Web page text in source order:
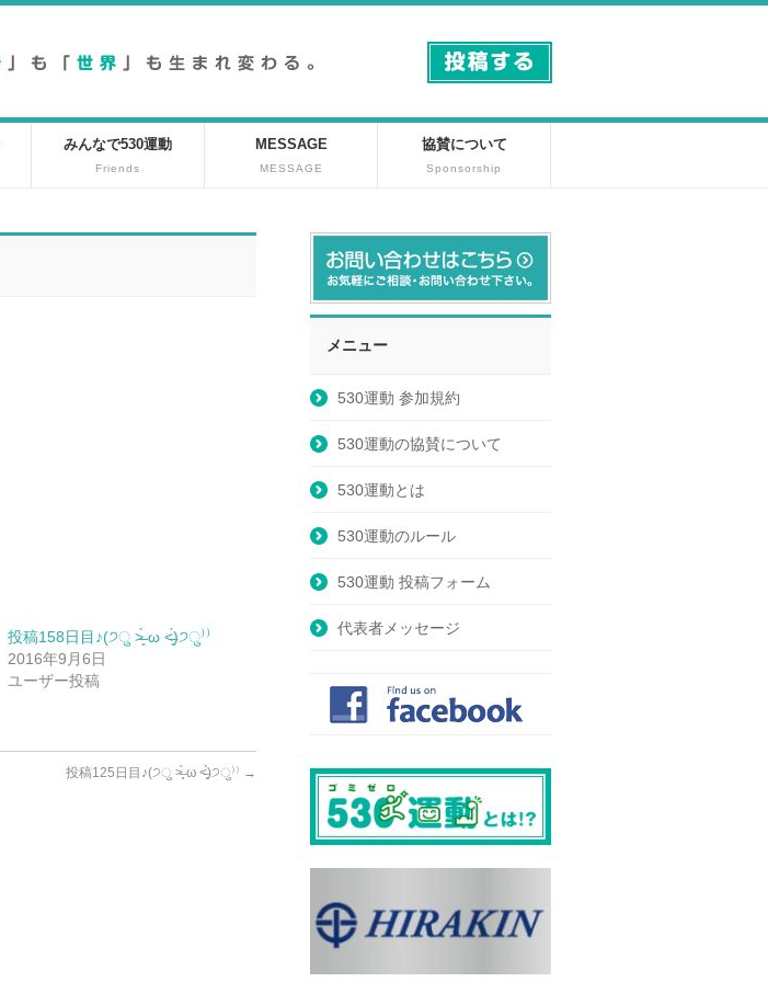
みんなで530運動
Friends
MESSAGE
MESSAGE
協賛について
Sponsorship
投稿158日目♪(੭ु ˃̶͈̀ ω ˂̶͈́)੭ु⁾⁾
2016年9月6日
ユーザー投稿
投稿125日目♪(੭ु ˃̶͈̀ ω ˂̶͈́)੭ु⁾⁾ →
メニュー
530運動 参加規約
530運動の協賛について
530運動とは
530運動のルール
530運動 投稿フォーム
代表者メッセージ